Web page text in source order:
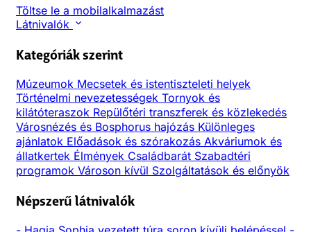
Töltse le a mobilalkalmazást
Látnivalók
Kategóriák szerint
Múzeumok Mecsetek és istentiszteleti helyek
Történelmi nevezetességek Tornyok és
kilátóteraszok Repülőtéri transzferek és közlekedés
Városnézés és Bosphorus hajózás Különleges
ajánlatok Előadások és szórakozás Akváriumok és
állatkertek Élmények Családbarát Szabadtéri
programok Városon kívül Szolgáltatások és előnyök
Népszerű látnivalók